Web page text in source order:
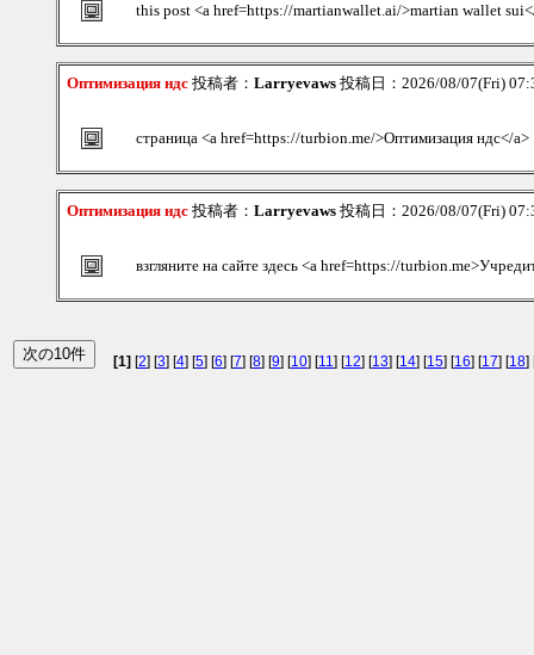
this post <a href=https://martianwallet.ai/>martian wallet
Оптимизация ндс 投稿者： Larryevaws 投稿日：2026/08/07(Fri)
страница <a href=https://turbion.me/>Оптимизация ндс</a>
Оптимизация ндс 投稿者： Larryevaws 投稿日：2026/08/07(Fri)
взгляните на сайте здесь <a href=https://
[1] [2] [3] [4] [5] [6] [7] [8] [9] [10] [11] [12] [13] [14] [15] [16] [17] [18]